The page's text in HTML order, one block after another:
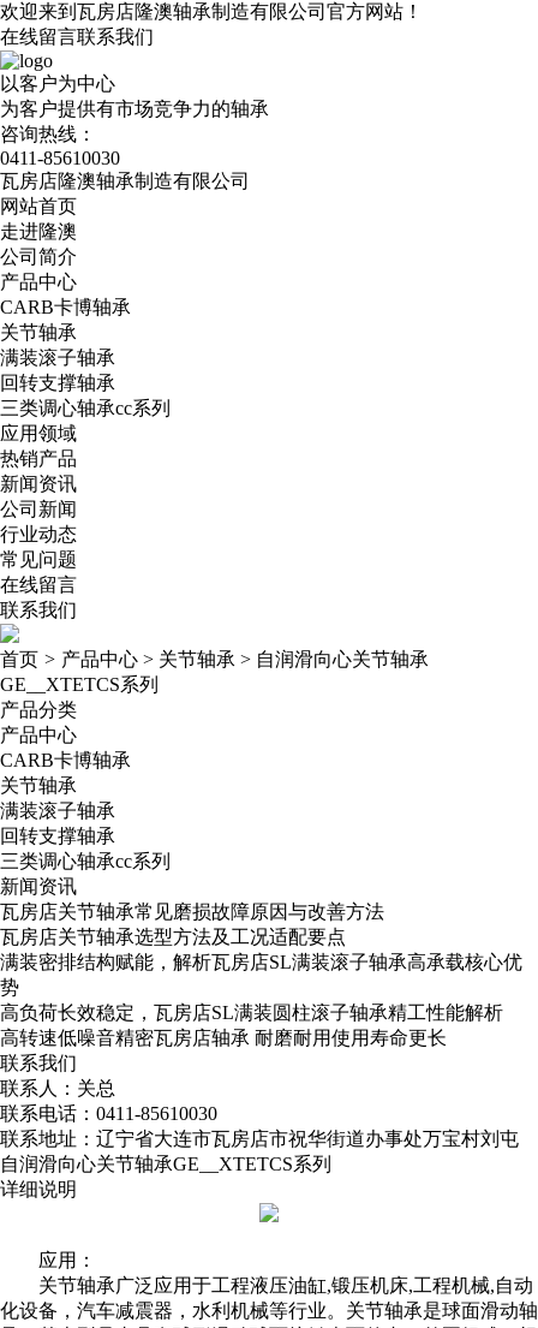
欢迎来到瓦房店隆澳轴承制造有限公司官方网站！
在线留言联系我们
以客户为中心
为客户提供有市场竞争力的轴承
咨询热线：
0411-85610030
瓦房店隆澳轴承制造有限公司
网站首页
走进隆澳
公司简介
产品中心
CARB卡博轴承
关节轴承
满装滚子轴承
回转支撑轴承
三类调心轴承cc系列
应用领域
热销产品
新闻资讯
公司新闻
行业动态
常见问题
在线留言
联系我们
首页 > 产品中心 > 关节轴承 > 自润滑向心关节轴承
GE__XTETCS系列
产品分类
产品中心
CARB卡博轴承
关节轴承
满装滚子轴承
回转支撑轴承
三类调心轴承cc系列
新闻资讯
瓦房店关节轴承常见磨损故障原因与改善方法
瓦房店关节轴承选型方法及工况适配要点
满装密排结构赋能，解析瓦房店SL满装滚子轴承高承载核心优
势
高负荷长效稳定，瓦房店SL满装圆柱滚子轴承精工性能解析
高转速低噪音精密瓦房店轴承​ 耐磨耐用使用寿命更长
联系我们
联系人：关总
联系电话：0411-85610030
联系地址：辽宁省大连市瓦房店市祝华街道办事处万宝村刘屯
自润滑向心关节轴承GE__XTETCS系列
详细说明
应用：
关节轴承广泛应用于工程液压油缸,锻压机床,工程机械,自动
化设备，汽车减震器，水利机械等行业。关节轴承是球面滑动轴